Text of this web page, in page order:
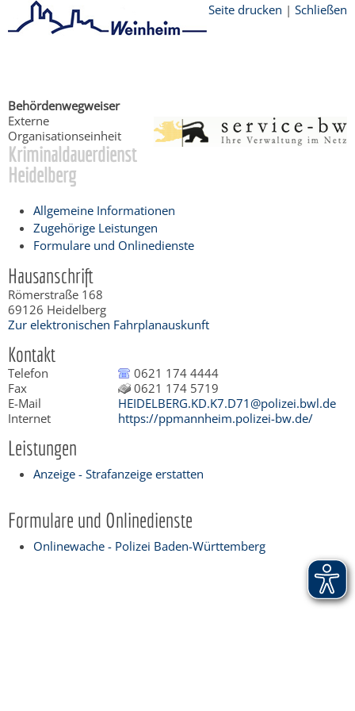
Seite drucken | Schließen
Behördenwegweiser
Externe
Organisationseinheit
Kriminaldauerdienst
Heidelberg
Allgemeine Informationen
Zugehörige Leistungen
Formulare und Onlinedienste
Hausanschrift
Römerstraße 168
69126 Heidelberg
Zur elektronischen Fahrplanauskunft
Kontakt
Telefon
0621 174 4444
Fax
0621 174 5719
E-Mail
HEIDELBERG.KD.K7.D71@polizei.bwl.de
Internet
https://ppmannheim.polizei-bw.de/
Leistungen
Anzeige - Strafanzeige erstatten
Formulare und Onlinedienste
Onlinewache - Polizei Baden-Württemberg